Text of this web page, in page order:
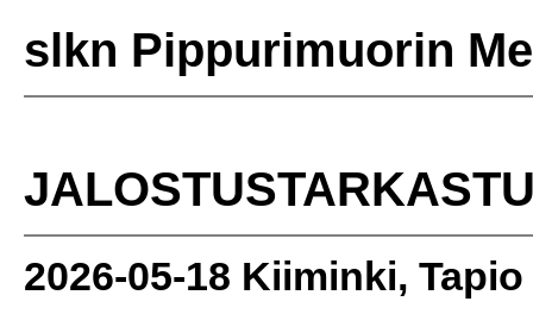
slkn Pippurimuorin
2026-05-18 Kiiminki,